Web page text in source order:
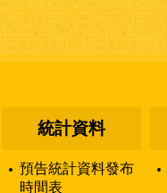
統計資料
預告統計資料發布
時間表